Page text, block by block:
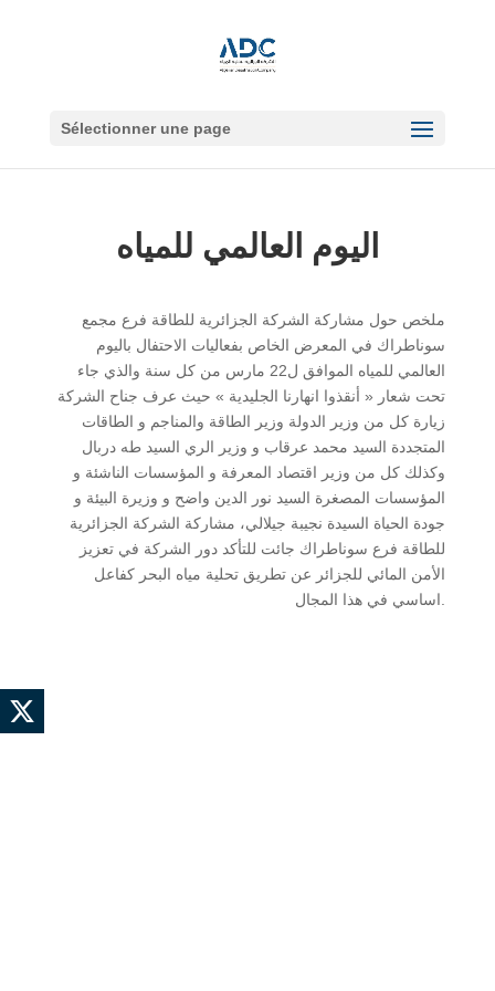
Sélectionner une page
اليوم العالمي للمياه
ملخص حول مشاركة الشركة الجزائرية للطاقة فرع مجمع
سوناطراك في المعرض الخاص بفعاليات الاحتفال باليوم
العالمي للمياه الموافق ل22 مارس من كل سنة والذي جاء
تحت شعار « أنقذوا انهارنا الجليدية » حيث عرف جناح الشركة
زيارة كل من وزير الدولة وزير الطاقة والمناجم و الطاقات
المتجددة السيد محمد عرقاب و وزير الري السيد طه دربال
وكذلك كل من وزير اقتصاد المعرفة و المؤسسات الناشئة و
المؤسسات المصغرة السيد نور الدين واضح و وزيرة البيئة و
جودة الحياة السيدة نجيبة جيلالي، مشاركة الشركة الجزائرية
للطاقة فرع سوناطراك جائت للتأكد دور الشركة في تعزيز
الأمن المائي للجزائر عن تطريق تحلية مياه البحر كفاعل